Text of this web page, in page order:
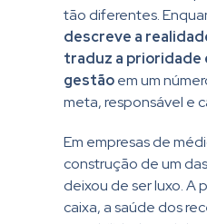
tão diferentes.
descreve a
traduz a prioridade
gestãoem um
meta, responsável e
Em empresas de
construção de um
deixou de ser luxo. A
caixa, a saúde dos